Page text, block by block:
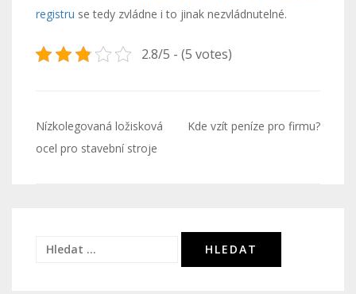
registru se tedy zvládne i to jinak nezvládnutelné.
2.8/5 - (5 votes)
Navigace
pro
Nízkolegovaná ložisková
ocel pro stavební stroje
Kde vzít peníze pro firmu?
Vyhledávání